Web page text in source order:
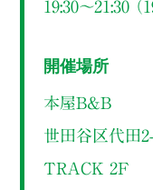
19:30～21:30 （
開催場所
本屋B&B
世田谷区代田
TRACK 2F